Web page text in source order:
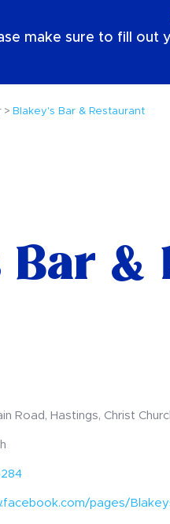
make sure to fill out
Blakey's Bar & Restaurant
Bar &
Road, Hastings, Christ
pages/